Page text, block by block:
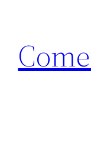
content